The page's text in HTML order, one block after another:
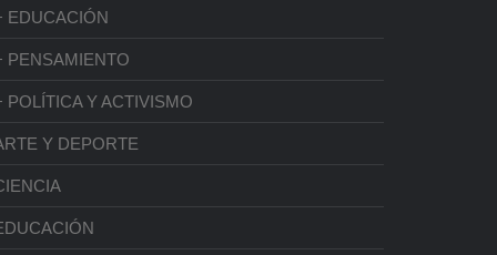
EDUCACIÓN
PENSAMIENTO
POLÍTICA Y ACTIVISMO
Y DEPORTE